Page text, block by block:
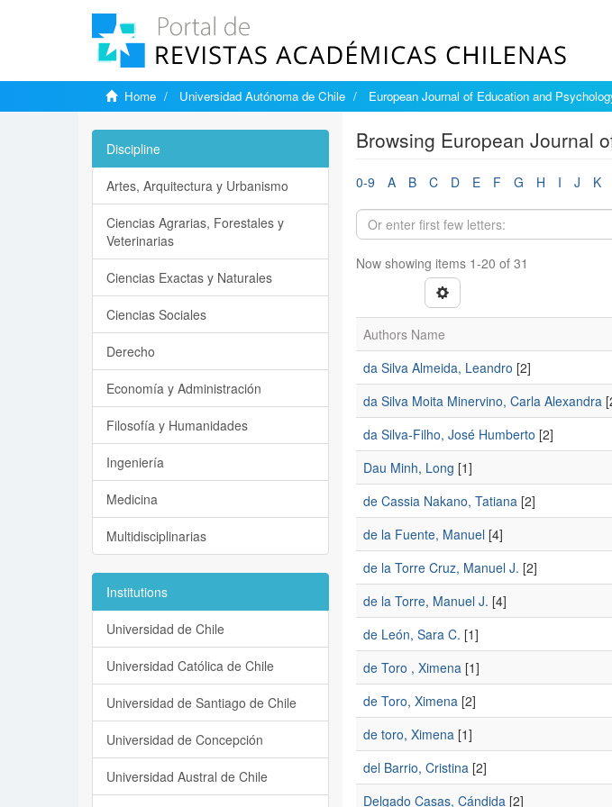
Home Universidad Autónoma de Chile European Journal of Education and
Browsing European Journal
0-9 A B C D E F G H I J K
Now showing items 1-20 of 31
Authors Name
da Silva Almeida, Leandro [2]
da Silva Moita Minervino, Carla Alexandra
da Silva-Filho, José Humberto [2]
Dau Minh, Long [1]
de Cassia Nakano, Tatiana[2]
de la Fuente, Manuel[4]
de la Torre Cruz, Manuel J. [2]
de la Torre, Manuel J. [4]
de León, Sara C. [1]
de Toro , Ximena[1]
de Toro, Ximena[2]
de toro, Ximena[1]
del Barrio, Cristina[2]
Delgado Casas, Cándida[2]
Discipline
Artes, Arquitectura y Urbanismo
Ciencias Agrarias, Forestales y
Veterinarias
Ciencias Exactas y Naturales
Ciencias Sociales
Derecho
Economía y Administración
Filosofía y Humanidades
Ingeniería
Medicina
Multidisciplinarias
Institutions
Universidad de Chile
Universidad Católica de Chile
Universidad de Santiago de Chile
Universidad de Concepción
Universidad Austral de Chile